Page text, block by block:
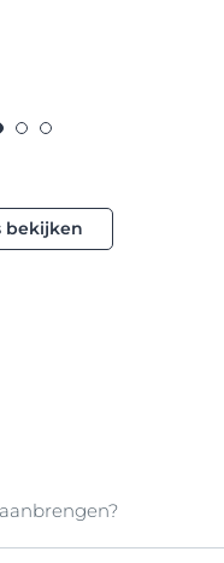
bekijken